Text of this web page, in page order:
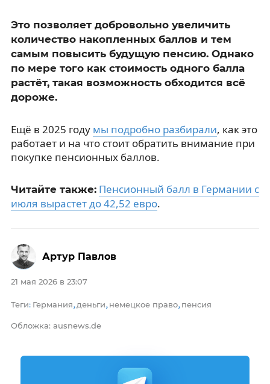
Это позволяет добровольно увеличить
количество накопленных баллов и тем
самым повысить будущую пенсию. Однако
по мере того как стоимость одного балла
растёт, такая возможность обходится всё
дороже.
Ещё в 2025 году мы подробно разбирали, как это
работает и на что стоит обратить внимание при
покупке пенсионных баллов.
Читайте также: Пенсионный балл в Германии с
июля вырастет до 42,52 евро.
21 мая 2026 в 23:07
Теги: Германия, деньги, немецкое право, пенсия
Обложка: ausnews.de
Артур Павлов